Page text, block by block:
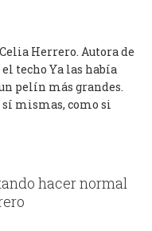
Herrero. Autora de
techo Ya las había
pelín más grandes.
sí mismas, como si
hacer normal